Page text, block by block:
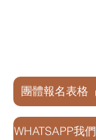
團體報名表格
WHATSAPP我們